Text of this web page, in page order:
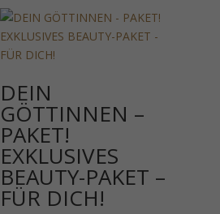
DEIN
GÖTTINNEN –
PAKET!
EXKLUSIVES
BEAUTY-PAKET –
FÜR DICH!